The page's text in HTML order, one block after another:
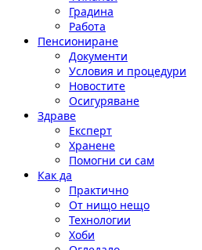
Градина
Работа
Пенсиониране
Документи
Условия и процедури
Новостите
Осигуряване
Здраве
Експерт
Хранене
Помогни си сам
Как да
Практично
От нищо нещо
Технологии
Хоби